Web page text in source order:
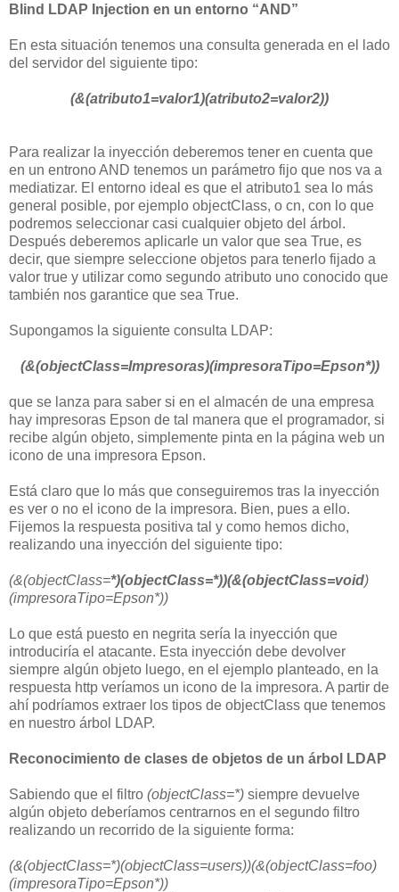
Blind LDAP Injection en un entorno “AND”
En esta situación tenemos una consulta generada en el lado
del servidor del siguiente tipo:
(&(atributo1=valor1)(atributo2=valor2))
Para realizar la inyección deberemos tener en cuenta que
en un entrono AND tenemos un parámetro fijo que nos va a
mediatizar. El entorno ideal es que el atributo1 sea lo más
general posible, por ejemplo objectClass, o cn, con lo que
podremos seleccionar casi cualquier objeto del árbol.
Después deberemos aplicarle un valor que sea True, es
decir, que siempre seleccione objetos para tenerlo fijado a
valor true y utilizar como segundo atributo uno conocido que
también nos garantice que sea True.
Supongamos la siguiente consulta LDAP:
(&(objectClass=Impresoras)(impresoraTipo=Epson*))
que se lanza para saber si en el almacén de una empresa
hay impresoras Epson de tal manera que el programador, si
recibe algún objeto, simplemente pinta en la página web un
icono de una impresora Epson.
Está claro que lo más que conseguiremos tras la inyección
es ver o no el icono de la impresora. Bien, pues a ello.
Fijemos la respuesta positiva tal y como hemos dicho,
realizando una inyección del siguiente tipo:
(&(objectClass=*)(objectClass=*))(&(objectClass=void)
(impresoraTipo=Epson*))
Lo que está puesto en negrita sería la inyección que
introduciría el atacante. Esta inyección debe devolver
siempre algún objeto luego, en el ejemplo planteado, en la
respuesta http veríamos un icono de la impresora. A partir de
ahí podríamos extraer los tipos de objectClass que tenemos
en nuestro árbol LDAP.
Reconocimiento de clases de objetos de un árbol LDAP
Sabiendo que el filtro (objectClass=*) siempre devuelve
algún objeto deberíamos centrarnos en el segundo filtro
realizando un recorrido de la siguiente forma:
(&(objectClass=*)(objectClass=users))(&(objectClass=foo)
(impresoraTipo=Epson*))